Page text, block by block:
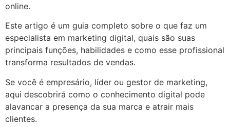
online.
Este artigo é um guia completo sobre o que faz um
especialista em marketing digital, quais são suas
principais funções, habilidades e como esse profissional
transforma resultados de vendas.
Se você é empresário, líder ou gestor de marketing,
aqui descobrirá como o conhecimento digital pode
alavancar a presença da sua marca e atrair mais
clientes.